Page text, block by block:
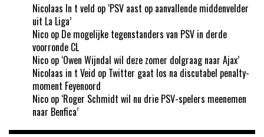
Nicolaas In t veld op ‘PSV aast op aanvallende middenvelder
uit La Liga’
Nico op De mogelijke tegenstanders van PSV in derde
voorronde CL
Nico op ‘Owen Wijndal wil deze zomer dolgraag naar Ajax’
Nicolaas in t Veid op Twitter gaat los na discutabel penalty-
moment Feyenoord
Nico op ‘Roger Schmidt wil nu drie PSV-spelers meenemen
naar Benfica’